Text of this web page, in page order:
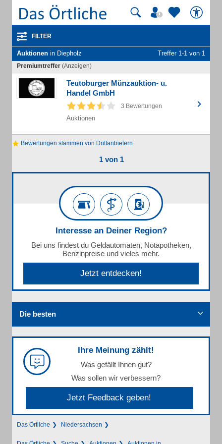
FILTER
Auktionen in Diepholz Treffer 1-1 von 1
Premiumtreffer (Anzeigen)
Teutoburger Münzauktion- u.
Handel GmbH
3 Bewertungen
Auktionen
Bewertungen stammen von Drittanbietern
1 von 1
Interesse an Deiner Region?
Bei uns findest du Geldautomaten, Notapotheken,
Benzinpreise und vieles mehr.
Jetzt entdecken!
Die besten
Ihre Meinung zählt!
Was gefällt Ihnen gut?
Was sollen wir verbessern?
Jetzt Feedback geben!
Das Örtliche Niedersachsen